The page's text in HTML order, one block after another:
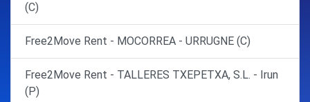
(C)
Free2Move Rent - MOCORREA - URRUGNE (C)
Free2Move Rent - TALLERES TXEPETXA, S.L. - Irun
(P)